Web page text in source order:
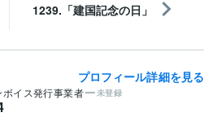
1239.「建国記念の日」
プロフィール詳細を見る
ボイス発行事業者 未登録